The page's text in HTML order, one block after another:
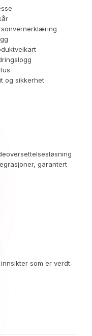
og sikkerhet
garantert
som er verdt